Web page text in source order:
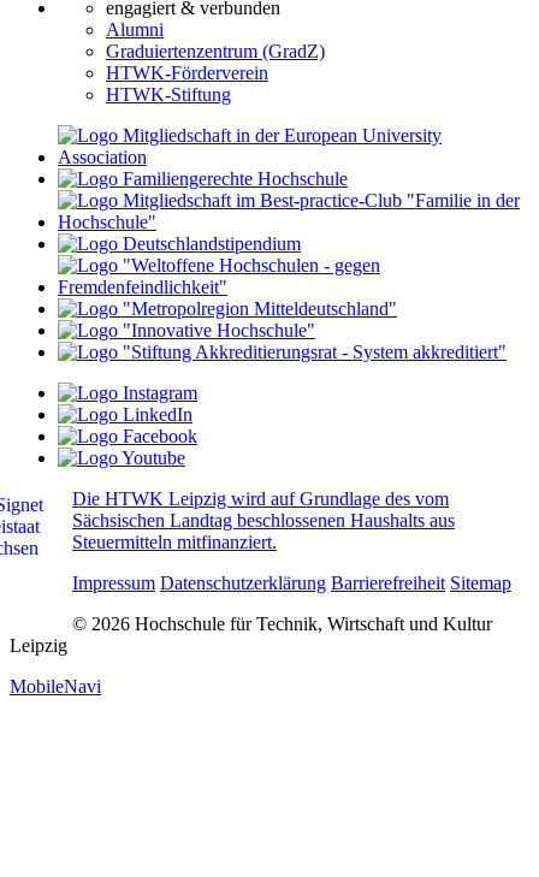
engagiert & verbunden
Alumni
Graduiertenzentrum (GradZ)
HTWK-Förderverein
HTWK-Stiftung
Die HTWK Leipzig wird auf Grundlage des vom
Sächsischen Landtag beschlossenen Haushalts aus
Steuermitteln mitfinanziert.
Impressum Datenschutzerklärung Barrierefreiheit Sitemap
© 2026 Hochschule für Technik, Wirtschaft und Kultur
Leipzig
MobileNavi